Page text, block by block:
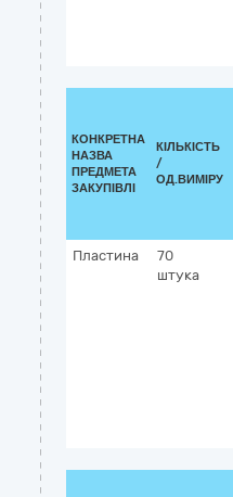
КОНКРЕТНА
НАЗВА
ПРЕДМЕТА
ЗАКУПІВЛІ
КІЛЬКІСТЬ
/
ОД.ВИМІРУ
Пластина
70
штука